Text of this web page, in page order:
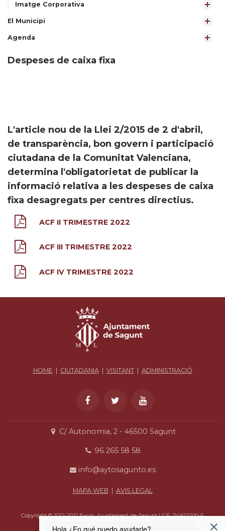
Imatge Corporativa
El Municipi
Agenda
Despeses de caixa fixa
L'article nou de la Llei 2/2015 de 2 d'abril,
de transparència, bon govern i participació
ciutadana de la Comunitat Valenciana,
determina l'obligatorietat de publicar la
informació relativa a les despeses de caixa
fixa desagregats per centres directius.
ACF II TRIMESTRE 2022
ACF III TRIMESTRE 2022
ACF IV TRIMESTRE 2022
HOME| CIUTADANIA| VISITANT| ADMINISTRACIÓ
C/ Autonomia, 2 - 46500 Sagunt
96 265 58 58
info@aytosagunto.es
MAPA WEB AVIS LEGAL
Copyright © 2012-2021 Excm. Ajuntament de Sagunt | CIF: P4622200-F